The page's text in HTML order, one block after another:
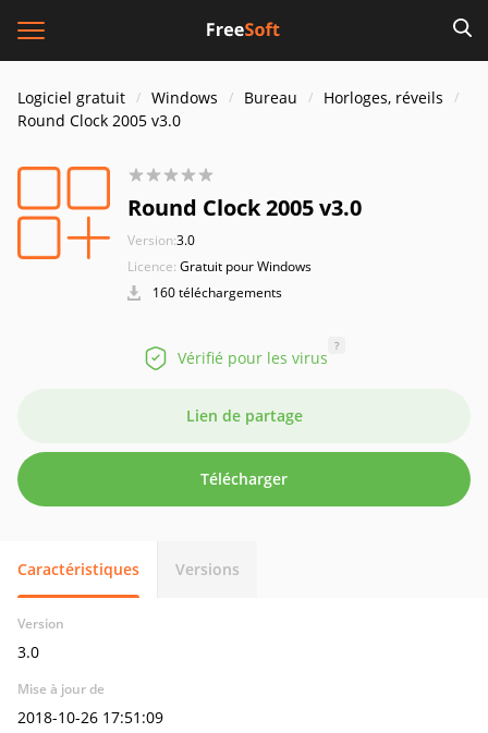
Logiciel gratuit Windows Bureau
Horloges, réveils
Round Clock 2005 v3.0
Round Clock 2005 v3.0
Version:3.0
Licence: Gratuit pour Windows
160 téléchargements
Vérifié pour les virus
?
Lien de partage
Télécharger
Caractéristiques Versions
Version
3.0
Mise à jour de
2018-10-26 17:51:09